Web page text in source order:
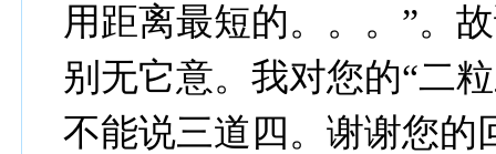
用距离最短的。。。”。
别无它意。我对您的“二
不能说三道四。谢谢您的